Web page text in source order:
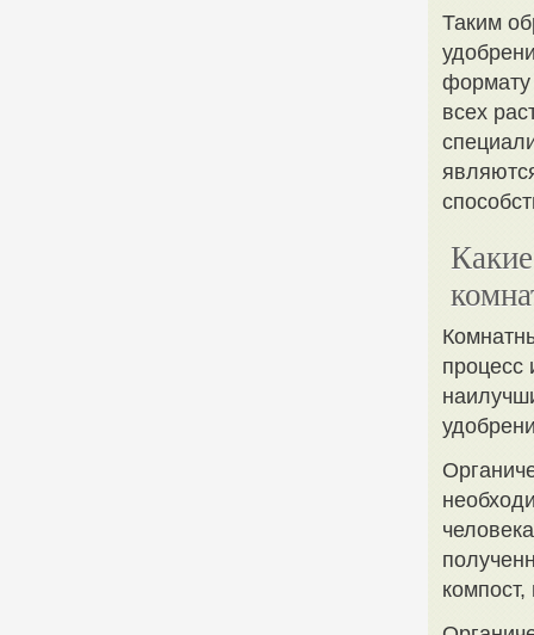
Таким
формату
всех
процесс